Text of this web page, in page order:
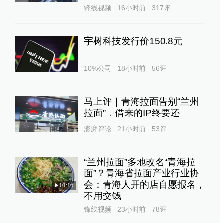
锋线视频 16小时前 317评
宇树科技发行价150.8元
10%公司 18小时前 56评
马上评｜青海拉面告别“兰州
拉面”，借来的IP终要还
澎湃评论 21小时前 53评
01:16
“兰州拉面”多地改名“青海拉
面”？青海省拉面产业行业协
会：青海人开的店自愿报名，
不用交钱
锋线视频 23小时前 78评